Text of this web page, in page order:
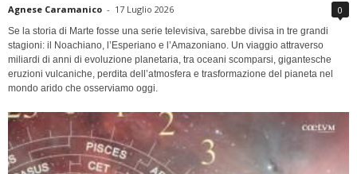
Agnese Caramanico - 17 Luglio 2026 0
Se la storia di Marte fosse una serie televisiva, sarebbe divisa in tre grandi
stagioni: il Noachiano, l’Esperiano e l’Amazoniano. Un viaggio attraverso
miliardi di anni di evoluzione planetaria, tra oceani scomparsi, gigantesche
eruzioni vulcaniche, perdita dell’atmosfera e trasformazione del pianeta nel
mondo arido che osserviamo oggi.